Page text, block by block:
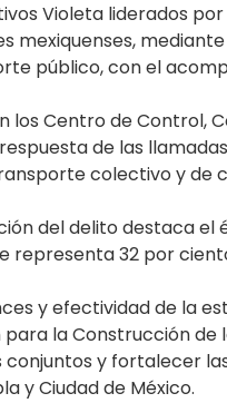
Violeta liderados
mexiquenses,
público, con el
los Centro de Control,
de las
colectivo y de
del delito destaca el
representa 32 por
y efectividad de la
la Construcción
y fortalecer
y Ciudad de México.